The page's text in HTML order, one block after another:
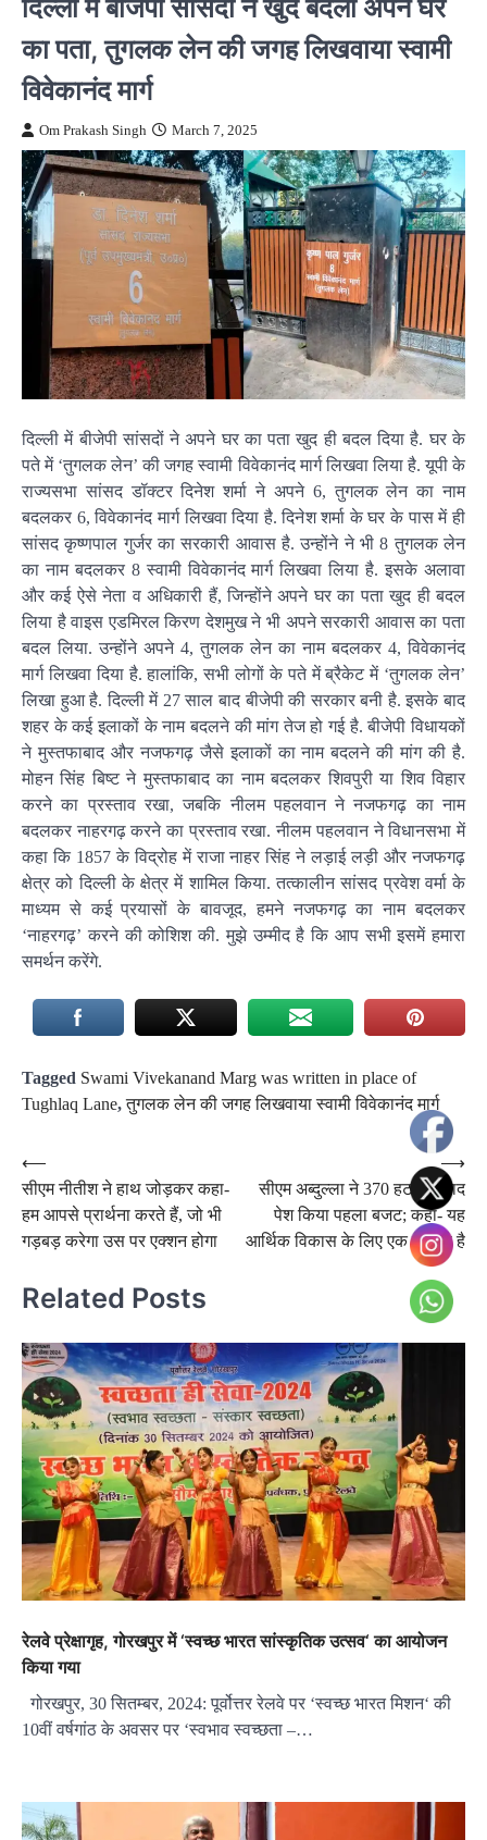
का पता, तुगलक लेन की जगह लिखवाया स्वामी
विवेकानंद मार्ग
Om Prakash Singh March 7, 2025
दिल्ली में बीजेपी सांसदों ने अपने घर का पता खुद ही बदल दिया है. घर के
पते में ‘तुगलक लेन’ की जगह स्वामी विवेकानंद मार्ग लिखवा लिया है. यूपी के
राज्यसभा सांसद डॉक्टर दिनेश शर्मा ने अपने 6, तुगलक लेन का नाम
बदलकर 6, विवेकानंद मार्ग लिखवा दिया है. दिनेश शर्मा के घर के पास में ही
सांसद कृष्णपाल गुर्जर का सरकारी आवास है. उन्होंने ने भी 8 तुगलक लेन
का नाम बदलकर 8 स्वामी विवेकानंद मार्ग लिखवा लिया है. इसके अलावा
और कई ऐसे नेता व अधिकारी हैं, जिन्होंने अपने घर का पता खुद ही बदल
लिया है वाइस एडमिरल किरण देशमुख ने भी अपने सरकारी आवास का पता
बदल लिया. उन्होंने अपने 4, तुगलक लेन का नाम बदलकर 4, विवेकानंद
मार्ग लिखवा दिया है. हालांकि, सभी लोगों के पते में ब्रैकेट में ‘तुगलक लेन’
लिखा हुआ है. दिल्ली में 27 साल बाद बीजेपी की सरकार बनी है. इसके बाद
शहर के कई इलाकों के नाम बदलने की मांग तेज हो गई है. बीजेपी विधायकों
ने मुस्तफाबाद और नजफगढ़ जैसे इलाकों का नाम बदलने की मांग की है.
मोहन सिंह बिष्ट ने मुस्तफाबाद का नाम बदलकर शिवपुरी या शिव विहार
करने का प्रस्ताव रखा, जबकि नीलम पहलवान ने नजफगढ़ का नाम
बदलकर नाहरगढ़ करने का प्रस्ताव रखा. नीलम पहलवान ने विधानसभा में
कहा कि 1857 के विद्रोह में राजा नाहर सिंह ने लड़ाई लड़ी और नजफगढ़
क्षेत्र को दिल्ली के क्षेत्र में शामिल किया. तत्कालीन सांसद प्रवेश वर्मा के
माध्यम से कई प्रयासों के बावजूद, हमने नजफगढ़ का नाम बदलकर
‘नाहरगढ़’ करने की कोशिश की. मुझे उम्मीद है कि आप सभी इसमें हमारा
समर्थन करेंगे.
Tagged Swami Vivekanand Marg was written in place of
Tughlaq Lane,तुगलक लेन की जगह लिखवाया स्वामी विवेकानंद मार्ग
Post
navigation
⟵
सीएम नीतीश ने हाथ जोड़कर कहा-
हम आपसे प्रार्थना करते हैं, जो भी
गड़बड़ करेगा उस पर एक्शन होगा
सीएम अब्दुल्ला ने 370 हटने के बाद
पेश किया पहला बजट; कहा- यह
आर्थिक विकास के लिए एक रोडमैप है
⟶
Related Posts
रेलवे प्रेक्षागृह, गोरखपुर में ‘स्वच्छ भारत सांस्कृतिक उत्सव‘ का आयोजन
किया गया
गोरखपुर, 30 सितम्बर, 2024: पूर्वोत्तर रेलवे पर ‘स्वच्छ भारत मिशन‘ की
10वीं वर्षगांठ के अवसर पर ‘स्वभाव स्वच्छता –…